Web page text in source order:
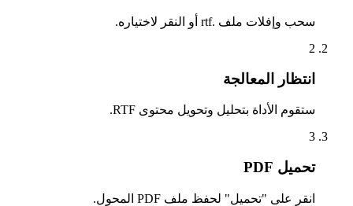
سحب وإفلات ملف .rtf أو النقر لاختياره.
2
انتظار المعالجة
ستقوم الأداة بتحليل وتحويل محتوى RTF.
3
تحميل PDF
انقر على "تحميل" لحفظ ملف PDF المحول.